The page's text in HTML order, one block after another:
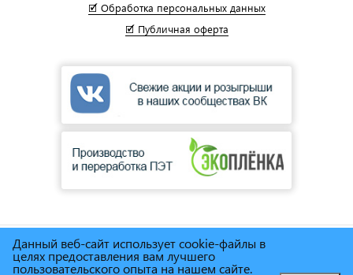
🗹 Обработка персональных данных
🗹 Публичная оферта
© Сеть магазинов инструмента и техники"Торговый дом
Снабженец" 1995г. - 2025г.
Данный веб-сайт использует cookie-файлы в
целях предоставления вам лучшего
пользовательского опыта на нашем сайте.